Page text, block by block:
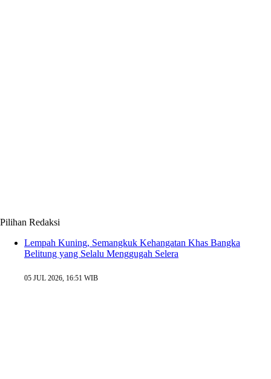
Pilihan Redaksi
Lempah Kuning, Semangkuk Kehangatan Khas Bangka
Belitung yang Selalu Menggugah Selera
05 JUL 2026, 16:51 WIB